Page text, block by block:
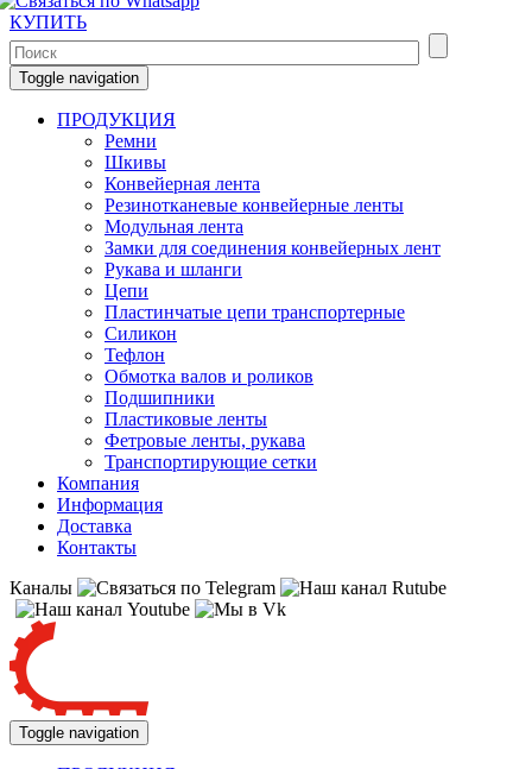
КУПИТЬ
Toggle navigation
ПРОДУКЦИЯ
Ремни
Шкивы
Конвейерная лента
Резинотканевые конвейерные ленты
Модульная лента
Замки для соединения конвейерных лент
Рукава и шланги
Цепи
Пластинчатые цепи транспортерные
Силикон
Тефлон
Обмотка валов и роликов
Подшипники
Пластиковые ленты
Фетровые ленты, рукава
Транспортирующие сетки
Компания
Информация
Доставка
Контакты
Каналы
Toggle navigation